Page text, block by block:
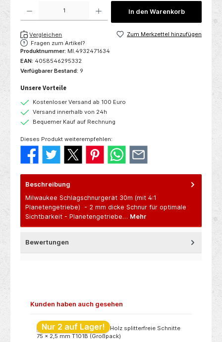
Produkt Anzahl: Gib den gewünschten Wert ein oder benutze die Schaltflächen um
In den Warenkorb
Vergleichen
Zum Merkzettel hinzufügen
Fragen zum Artikel?
Produktnummer: MI.4932471634
EAN: 4058546295332
Verfügbarer Bestand: 9
Unsere Vorteile
Kostenloser Versand ab 100 Euro
Versand innerhalb von 24h
Bequemer Kauf auf Rechnung
Dieses Produkt weiterempfehlen:
Beschreibung
Milwaukee Schlagschnurgerät 30m (mit 4:1
Planetengetriebe) - 2 mm dicke Schnur für optimale
Sichtbarkeit - Planetengetriebe… Mehr
Bewertungen
Produktgalerie überspringen
Kunden haben auch gesehen
Nur 2 auf Lager!